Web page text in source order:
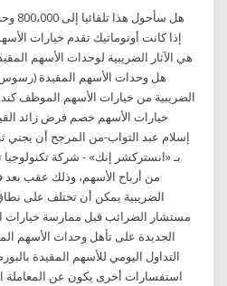
هل
إذا كانت أوتوماتيك تقدم خيارات
هي الآثار الضريبية لوحدات الأسهم
هل وحدات الأسهم المقيدة (رسوس)
الضريبية من خيارات الأسهم الموظف
خيارات الأسهم خصم فرض زائد
إسلام عبد التواب-من المرجح أن يجني
من أرباح الأسهم، وذلك عقب بعد
الضريبية يمكن أن تختلف على
مستشار الضرائب قبل ممارسة خيارات
الجديدة على تأهل وحدات الأسهم
التداول اليومي للأسهم المقيدة
استفسارات أخرى يكون عن المعاملة